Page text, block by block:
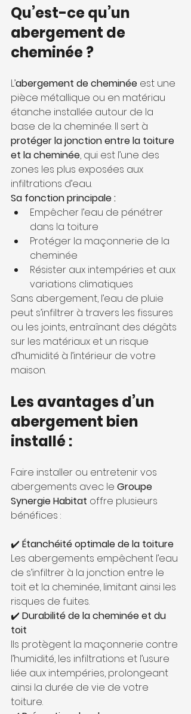
Qu’est-ce qu’un
abergement de
cheminée ?
L’abergement de cheminée est une
pièce métallique ou en matériau
étanche installée autour de la
base de la cheminée. Il sert à
protéger la jonction entre la toiture
et la cheminée, qui est l’une des
zones les plus exposées aux
infiltrations d’eau.
Sa fonction principale :
Empêcher l’eau de pénétrer
dans la toiture
Protéger la maçonnerie de la
cheminée
Résister aux intempéries et aux
variations climatiques
Sans abergement, l’eau de pluie
peut s’infiltrer à travers les fissures
ou les joints, entraînant des dégâts
sur les matériaux et un risque
d’humidité à l’intérieur de votre
maison.
Les avantages d’un
abergement bien
installé :
Faire installer ou entretenir vos
abergements avec le Groupe
Synergie Habitat offre plusieurs
bénéfices :
✔️ Étanchéité optimale de la toiture
Les abergements empêchent l’eau
de s’infiltrer à la jonction entre le
toit et la cheminée, limitant ainsi les
risques de fuites.
✔️ Durabilité de la cheminée et du
toit
Ils protègent la maçonnerie contre
l’humidité, les infiltrations et l’usure
liée aux intempéries, prolongeant
ainsi la durée de vie de votre
toiture.